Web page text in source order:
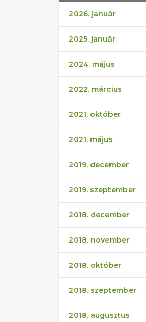
2026. január
2025. január
2024. május
2022. március
2021. október
2021. május
2019. december
2019. szeptember
2018. december
2018. november
2018. október
2018. szeptember
2018. augusztus